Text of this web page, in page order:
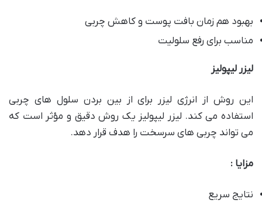
بهبود هم زمان بافت پوست و کاهش چربی
مناسب برای رفع سلولیت
لیزر لیپولیز
این روش از انرژی لیزر برای از بین بردن سلول های چربی
استفاده می کند. لیزر لیپولیز یک روش دقیق و مؤثر است که
می تواند چربی های سرسخت را هدف قرار دهد.
مزایا :
نتایج سریع